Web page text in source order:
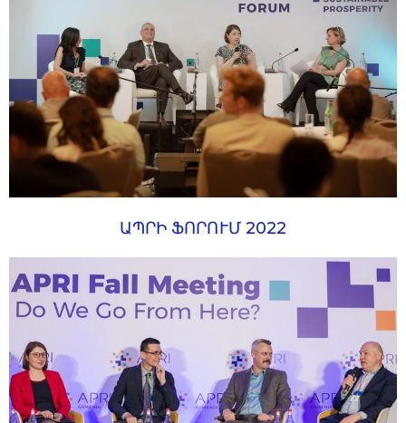
ԱՊՐԻ ՖՈՐՈՒՄ 2022